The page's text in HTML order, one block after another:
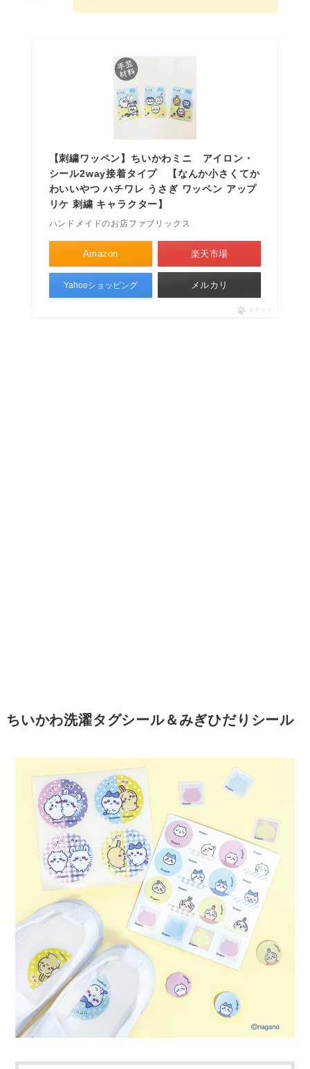
【刺繍ワッペン】ちいかわミニ アイロン・
シール2way接着タイプ 【なんか小さくてか
わいいやつ ハチワレ うさぎ ワッペン アップ
リケ 刺繍 キャラクター】
ハンドメイドのお店ファブリックス
Amazon 楽天市場
Yahooショッピング メルカリ
ポチップ
ちいかわ洗濯タグシール＆みぎひだりシール